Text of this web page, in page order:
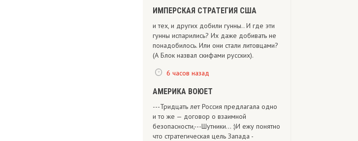
ИМПЕРСКАЯ СТРАТЕГИЯ США
и тех, и других добили гунны.. И где эти
гунны испарились? Их даже добивать не
понадобилось. Или они стали литовцами?
(А Блок назвал скифами русских).
6 часов назад
АМЕРИКА ВОЮЕТ
---Тридцать лет Россия предлагала одно
и то же — договор о взаимной
безопасности,---Шутники... :)И ежу понятно
что стратегическая цель Запада -